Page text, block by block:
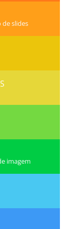
slides
imagem